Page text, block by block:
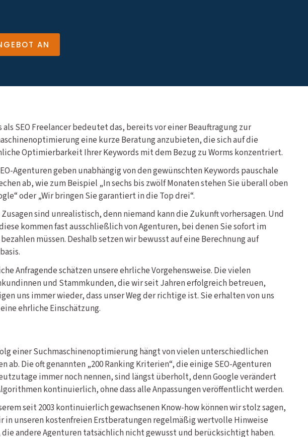
AN
als SEO Freelancer bedeutet das, bereits vor einer Beauftragung zur
eine kurze Beratung anzubieten, die sich auf die
Optimierbarkeit Ihrer Keywords mit dem Bezug zu Worms konzentriert.
Agenturen geben unabhängig von den gewünschten Keywords pauschale
ab, wie zum Beispiel „In sechs bis zwölf Monaten stehen Sie überall oben
oder „Wir bringen Sie garantiert in die Top drei“.
sind unrealistisch, denn niemand kann die Zukunft vorhersagen. Und
kommen fast ausschließlich von Agenturen, bei denen Sie sofort im
müssen. Deshalb setzen wir bewusst auf eine Berechnung auf
Anfragende schätzen unsere ehrliche Vorgehensweise. Die vielen
und Stammkunden, die wir seit Jahren erfolgreich betreuen,
uns immer wieder, dass unser Weg der richtige ist. Sie erhalten von uns
ehrliche Einschätzung.
einer Suchmaschinenoptimierung hängt von vielen unterschiedlichen
ab. Die oft genannten „200 Ranking Kriterien“, die einige SEO-Agenturen
immer noch nennen, sind längst überholt, denn Google verändert
kontinuierlich, ohne dass alle Anpassungen veröffentlicht werden.
seit 2003 kontinuierlich gewachsenen Know-how können wir stolz sagen,
in unseren kostenfreien Erstberatungen regelmäßig wertvolle Hinweise
die andere Agenturen tatsächlich nicht gewusst und berücksichtigt haben.